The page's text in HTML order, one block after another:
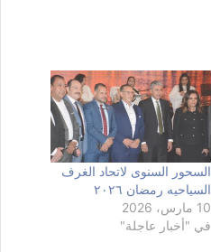
السحور السنوى لاتحاد الغرف
السياحيه رمضان ٢٠٢٦
10 مارس، 2026
في "أخبار عاجلة"